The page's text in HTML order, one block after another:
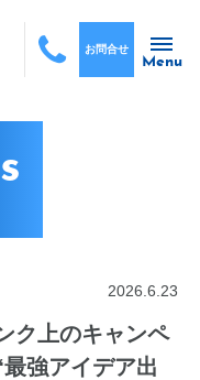
Menu
お問合せ
2026.6.23
ク上のキャンペ
強アイデア出